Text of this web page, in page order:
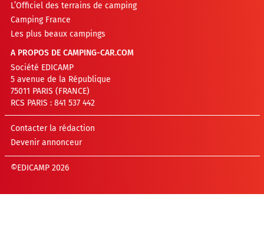
L’Officiel des terrains de camping
Camping France
Les plus beaux campings
A PROPOS DE CAMPING-CAR.COM
Société EDICAMP
5 avenue de la République
75011 PARIS (FRANCE)
RCS PARIS : 841 537 442
Contacter la rédaction
Devenir annonceur
©EDICAMP 2026